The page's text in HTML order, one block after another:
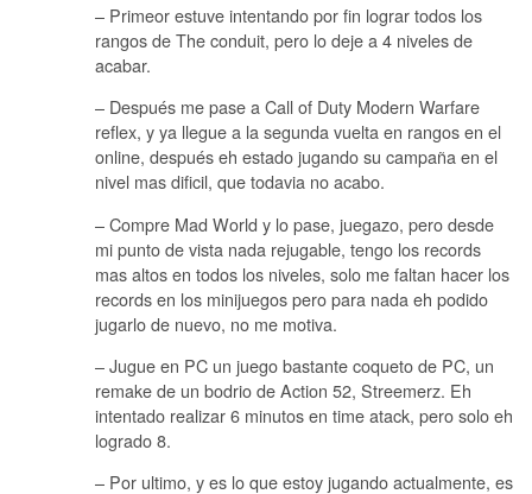
– Primeor estuve intentando por fin lograr todos los
rangos de The conduit, pero lo deje a 4 niveles de
acabar.
– Después me pase a Call of Duty Modern Warfare
reflex, y ya llegue a la segunda vuelta en rangos en el
online, después eh estado jugando su campaña en el
nivel mas dificil, que todavia no acabo.
– Compre Mad World y lo pase, juegazo, pero desde
mi punto de vista nada rejugable, tengo los records
mas altos en todos los niveles, solo me faltan hacer los
records en los minijuegos pero para nada eh podido
jugarlo de nuevo, no me motiva.
– Jugue en PC un juego bastante coqueto de PC, un
remake de un bodrio de Action 52, Streemerz. Eh
intentado realizar 6 minutos en time atack, pero solo eh
logrado 8.
– Por ultimo, y es lo que estoy jugando actualmente, es